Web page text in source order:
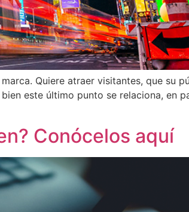
Quiere atraer visitantes, que su
este último punto se relaciona, en
Conócelos aquí